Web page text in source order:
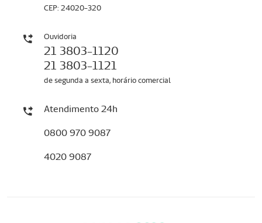
CEP: 24020-320
Ouvidoria
21 3803-1120
21 3803-1121
de segunda a sexta, horário comercial
Atendimento 24h
0800 970 9087
4020 9087